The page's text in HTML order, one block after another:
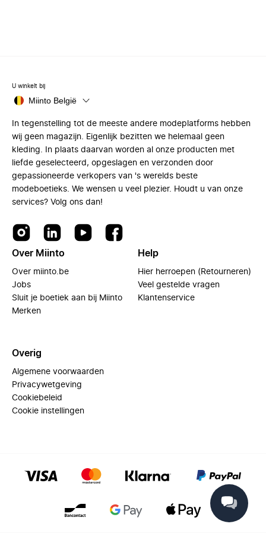
U winkelt bij
Miinto België
In tegenstelling tot de meeste andere modeplatforms hebben
wij geen magazijn. Eigenlijk bezitten we helemaal geen
kleding. In plaats daarvan worden al onze producten met
liefde geselecteerd, opgeslagen en verzonden door
gepassioneerde verkopers van 's werelds beste
modeboetieks. We wensen u veel plezier. Houdt u van onze
services? Volg ons dan!
Over Miinto
Over miinto.be
Jobs
Sluit je boetiek aan bij Miinto
Merken
Help
Hier herroepen (Retourneren)
Veel gestelde vragen
Klantenservice
Overig
Algemene voorwaarden
Privacywetgeving
Cookiebeleid
Cookie instellingen